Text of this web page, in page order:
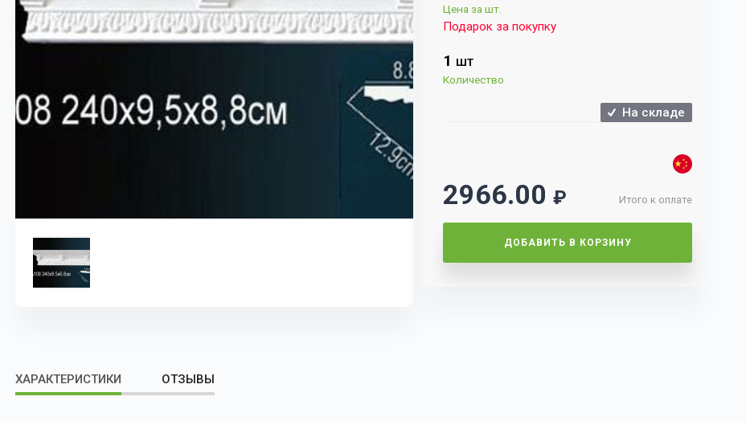
Цена за шт.
Подарок за покупку
1 ШТ
Количество
На складе
Итого к оплате
2966.00 ₽
ДОБАВИТЬ В КОРЗИНУ
ХАРАКТЕРИСТИКИ ОТЗЫВЫ